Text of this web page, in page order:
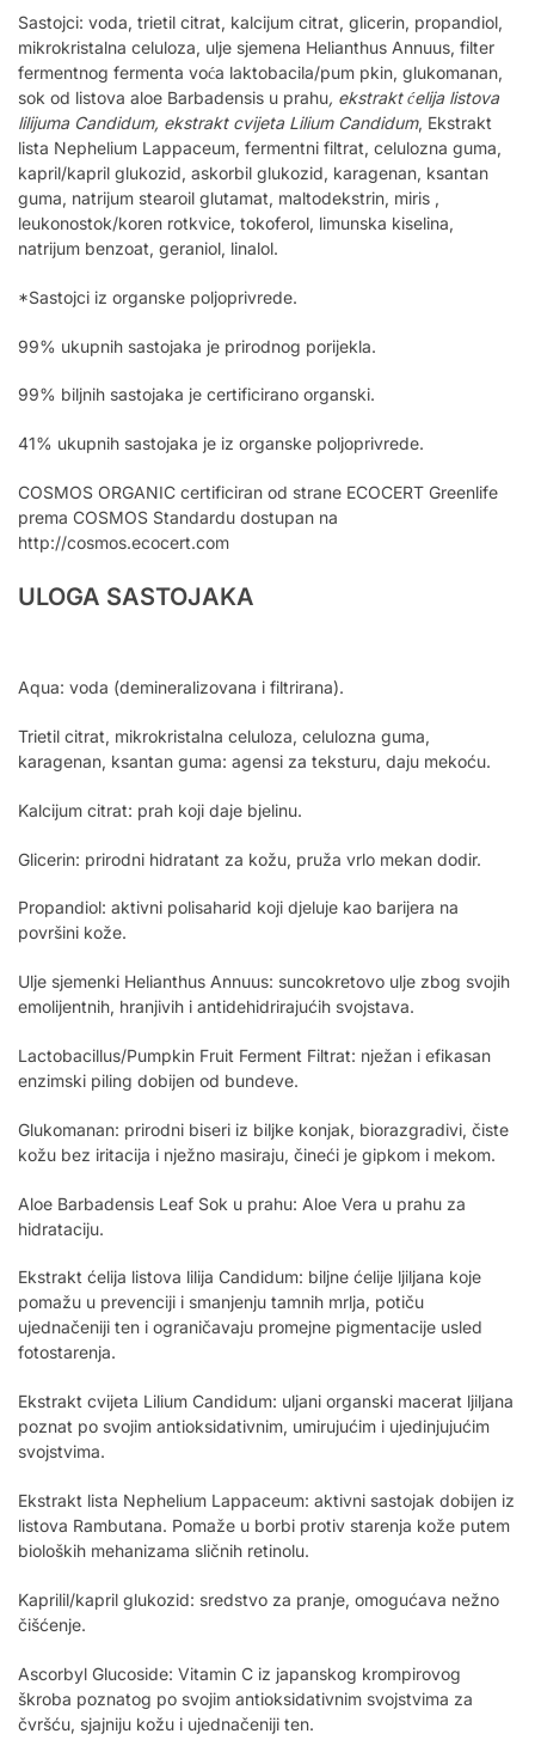
Sastojci: voda, trietil citrat, kalcijum citrat, glicerin, propandiol,
mikrokristalna celuloza, ulje sjemena Helianthus Annuus, filter
fermentnog fermenta voća laktobacila/pum pkin, glukomanan,
sok od listova aloe Barbadensis u prahu, ekstrakt ćelija listova
lilijuma Candidum, ekstrakt cvijeta Lilium Candidum, Ekstrakt
lista Nephelium Lappaceum, fermentni filtrat, celulozna guma,
kapril/kapril glukozid, askorbil glukozid, karagenan, ksantan
guma, natrijum stearoil glutamat, maltodekstrin, miris ,
leukonostok/koren rotkvice, tokoferol, limunska kiselina,
natrijum benzoat, geraniol, linalol.
*Sastojci iz organske poljoprivrede.
99% ukupnih sastojaka je prirodnog porijekla.
99% biljnih sastojaka je certificirano organski.
41% ukupnih sastojaka je iz organske poljoprivrede.
COSMOS ORGANIC certificiran od strane ECOCERT Greenlife
prema COSMOS Standardu dostupan na
http://cosmos.ecocert.com
ULOGA SASTOJAKA
Aqua: voda (demineralizovana i filtrirana).
Trietil citrat, mikrokristalna celuloza, celulozna guma,
karagenan, ksantan guma: agensi za teksturu, daju mekoću.
Kalcijum citrat: prah koji daje bjelinu.
Glicerin: prirodni hidratant za kožu, pruža vrlo mekan dodir.
Propandiol: aktivni polisaharid koji djeluje kao barijera na
površini kože.
Ulje sjemenki Helianthus Annuus: suncokretovo ulje zbog svojih
emolijentnih, hranjivih i antidehidrirajućih svojstava.
Lactobacillus/Pumpkin Fruit Ferment Filtrat: nježan i efikasan
enzimski piling dobijen od bundeve.
Glukomanan: prirodni biseri iz biljke konjak, biorazgradivi, čiste
kožu bez iritacija i nježno masiraju, čineći je gipkom i mekom.
Aloe Barbadensis Leaf Sok u prahu: Aloe Vera u prahu za
hidrataciju.
Ekstrakt ćelija listova lilija Candidum: biljne ćelije ljiljana koje
pomažu u prevenciji i smanjenju tamnih mrlja, potiču
ujednačeniji ten i ograničavaju promejne pigmentacije usled
fotostarenja.
Ekstrakt cvijeta Lilium Candidum: uljani organski macerat ljiljana
poznat po svojim antioksidativnim, umirujućim i ujedinjujućim
svojstvima.
Ekstrakt lista Nephelium Lappaceum: aktivni sastojak dobijen iz
listova Rambutana. Pomaže u borbi protiv starenja kože putem
bioloških mehanizama sličnih retinolu.
Kaprilil/kapril glukozid: sredstvo za pranje, omogućava nežno
čišćenje.
Ascorbyl Glucoside: Vitamin C iz japanskog krompirovog
škroba poznatog po svojim antioksidativnim svojstvima za
čvršću, sjajniju kožu i ujednačeniji ten.